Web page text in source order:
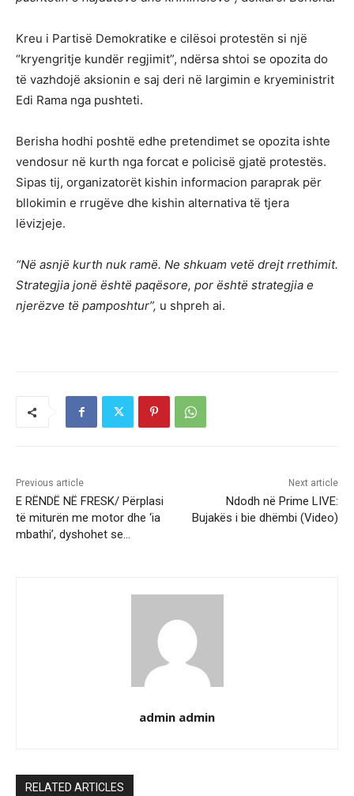
Kreu i Partisë Demokratike e cilësoi protestën si një
“kryengritje kundër regjimit”, ndërsa shtoi se opozita do
të vazhdojë aksionin e saj deri në largimin e kryeministrit
Edi Rama nga pushteti.
Berisha hodhi poshtë edhe pretendimet se opozita ishte
vendosur në kurth nga forcat e policisë gjatë protestës.
Sipas tij, organizatorët kishin informacion paraprak për
bllokimin e rrugëve dhe kishin alternativa të tjera
lëvizjeje.
“Në asnjë kurth nuk ramë. Ne shkuam vetë drejt rrethimit.
Strategjia jonë është paqësore, por është strategjia e
njerëzve të pamposhtur”, u shpreh ai.
Previous article
E RËNDË NË FRESK/ Përplasi
të miturën me motor dhe ‘ia
mbathi’, dyshohet se…
Next article
Ndodh në Prime LIVE:
Bujakës i bie dhëmbi (Video)
admin admin
RELATED ARTICLES